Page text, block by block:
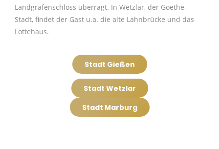
Landgrafenschloss überragt. In Wetzlar, der Goethe-
Stadt, findet der Gast u.a. die alte Lahnbrücke und das
Lottehaus.
Stadt Gießen
Stadt Wetzlar
Stadt Marburg